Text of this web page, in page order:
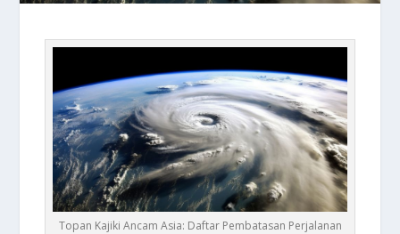
Topan Kajiki Ancam Asia: Daftar Pembatasan Perjalanan